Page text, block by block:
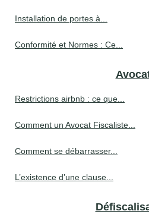
Installation de portes à...
Conformité et Normes : Ce...
Restrictions airbnb : ce que...
Comment un Avocat Fiscaliste...
Comment se débarrasser...
L’existence d’une clause...